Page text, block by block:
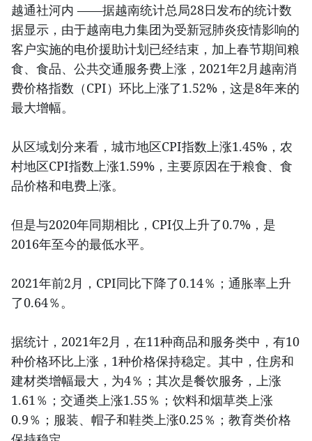
越通社河内 ——据越南统计总局28日发布的统计数
据显示，由于越南电力集团为受新冠肺炎疫情影响的
客户实施的电价援助计划已经结束，加上春节期间粮
食、食品、公共交通服务费上涨，2021年2月越南消
费价格指数（CPI）环比上涨了1.52%，这是8年来的
最大增幅。
从区域划分来看，城市地区CPI指数上涨1.45%，农
村地区CPI指数上涨1.59%，主要原因在于粮食、食
品价格和电费上涨。
但是与2020年同期相比，CPI仅上升了0.7%，是
2016年至今的最低水平。
2021年前2月，CPI同比下降了0.14％；通胀率上升
了0.64％。
据统计，2021年2月，在11种商品和服务类中，有10
种价格环比上涨，1种价格保持稳定。其中，住房和
建材类增幅最大，为4％；其次是餐饮服务，上涨
1.61％；交通类上涨1.55％；饮料和烟草类上涨
0.9％；服装、帽子和鞋类上涨0.25％；教育类价格